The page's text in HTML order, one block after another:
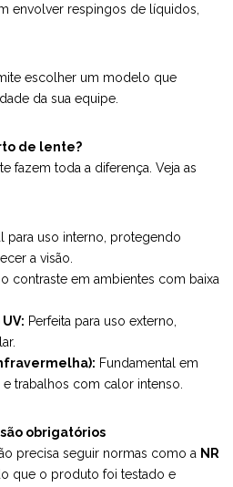
envolver respingos de líquidos,
escolher um modelo que
da sua equipe.
de lente?
fazem toda a diferença. Veja as
para uso interno, protegendo
a visão.
contraste em ambientes com baixa
Perfeita para uso externo,
Fundamental em
trabalhos com calor intenso.
obrigatórios
precisa seguir normas como a NR
que o produto foi testado e